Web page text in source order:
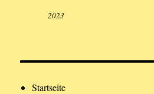
2023
Startseite